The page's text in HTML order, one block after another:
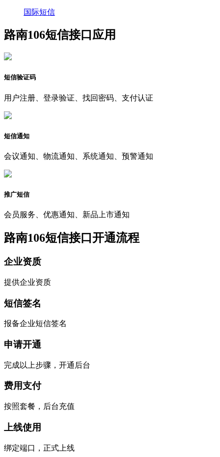
国际短信
路南106短信接口应用
短信验证码
用户注册、登录验证、找回密码、支付认证
短信通知
会议通知、物流通知、系统通知、预警通知
推广短信
会员服务、优惠通知、新品上市通知
路南106短信接口开通流程
企业资质
提供企业资质
短信签名
报备企业短信签名
申请开通
完成以上步骤，开通后台
费用支付
按照套餐，后台充值
上线使用
绑定端口，正式上线